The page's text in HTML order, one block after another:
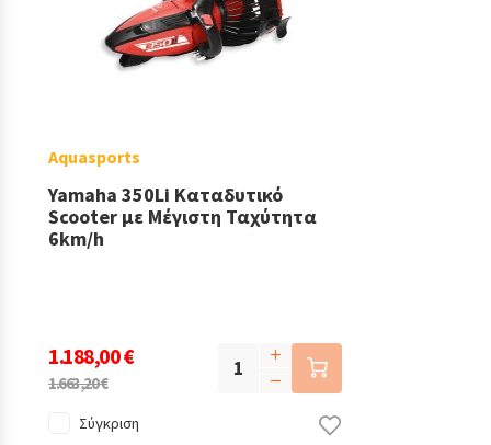
Aquasports
Yamaha 350Li Καταδυτικό
Scooter με Μέγιστη Ταχύτητα
6km/h
1.188,00 €
1.663,20 €
Σύγκριση